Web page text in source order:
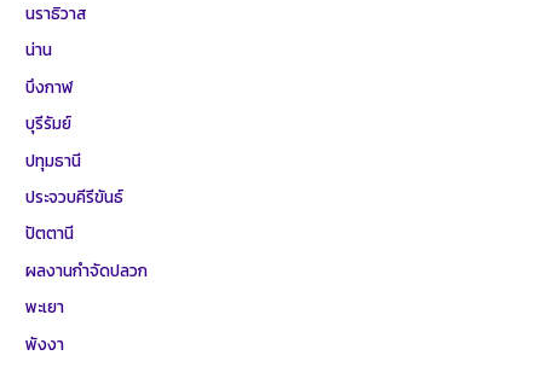
นราธิวาส
น่าน
บึงกาฬ
บุรีรัมย์
ปทุมธานี
ประจวบคีรีขันธ์
ปัตตานี
ผลงานกำจัดปลวก
พะเยา
พังงา